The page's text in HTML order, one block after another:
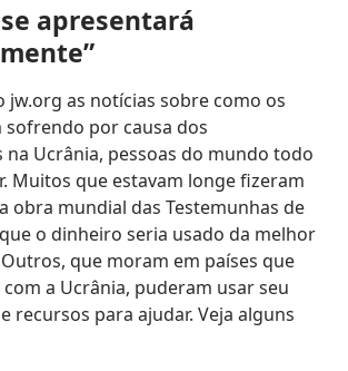
apresentará
jw.org as notícias sobre como os
sofrendo por causa dos
Ucrânia, pessoas do mundo todo
Muitos que estavam longe fizeram
obra mundial das Testemunhas de
o dinheiro seria usado da melhor
que moram em países que
a Ucrânia, puderam usar seu
recursos para ajudar. Veja alguns